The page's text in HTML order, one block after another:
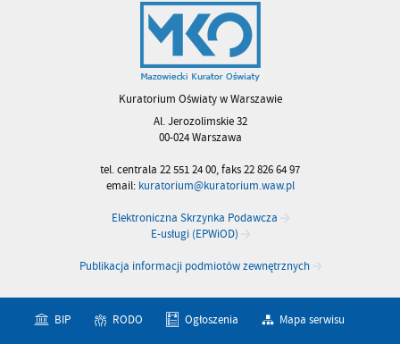
Kuratorium Oświaty w Warszawie
Al. Jerozolimskie 32
00-024 Warszawa
tel. centrala 22 551 24 00, faks 22 826 64 97
email: kuratorium@kuratorium.waw.pl
Elektroniczna Skrzynka Podawcza
E-usługi (EPWiOD)
Publikacja informacji podmiotów zewnętrznych
BIP RODO Ogłoszenia Mapa serwisu